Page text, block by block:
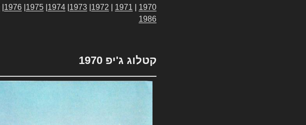
1970
1971
1972
1973
1974
1975
1976
1986
קטלוג ג'יפ 1970